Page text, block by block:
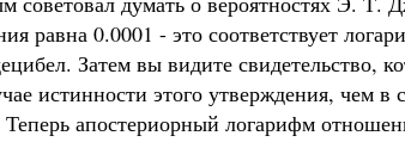
равна 0.0001 - это соответствует
Затем вы видите свидетельство,
истинности этого утверждения, чем в
Теперь апостериорный логарифм